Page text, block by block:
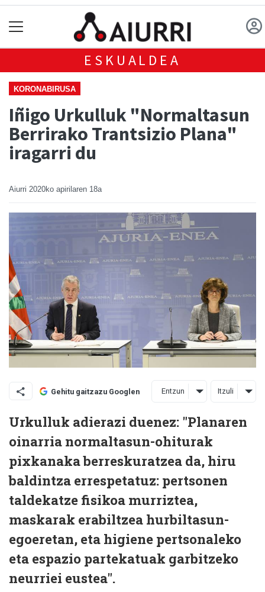
ESKUALDEA
KORONABIRUSA
Iñigo Urkulluk "Normaltasun
Berrirako Trantsizio Plana"
iragarri du
Aiurri 2020ko apirilaren 18a
Gehitu gaitzazu Googlen Entzun Itzuli
Urkulluk adierazi duenez: "Planaren
oinarria normaltasun-ohiturak
pixkanaka berreskuratzea da, hiru
baldintza errespetatuz: pertsonen
taldekatze fisikoa murriztea,
maskarak erabiltzea hurbiltasun-
egoeretan, eta higiene pertsonaleko
eta espazio partekatuak garbitzeko
neurriei eustea".